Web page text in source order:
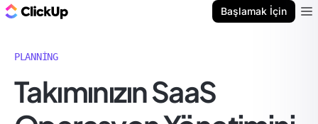
Başlamak İçin
PLANNING
Takımınızın SaaS